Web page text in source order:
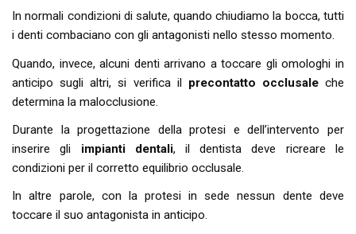
In normali condizioni di salute, quando chiudiamo la bocca, tutti
i denti combaciano con gli antagonisti nello stesso momento.
Quando, invece, alcuni denti arrivano a toccare gli omologhi in
anticipo sugli altri, si verifica il precontatto occlusaleche
determina la malocclusione.
Durante la progettazione della protesi e dell’intervento per
inserire gli impianti dentali, il dentista deve ricreare le
condizioni per il corretto equilibrio occlusale.
In altre parole, con la protesi in sede nessun dente deve
toccare il suo antagonista in anticipo.